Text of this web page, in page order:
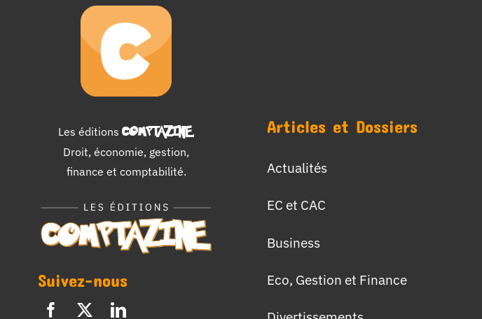
Les éditions COMPTAZINE.
Droit, économie, gestion,
finance et comptabilité.
Suivez-nous
Articles et Dossiers
Actualités
EC et CAC
Business
Eco, Gestion et Finance